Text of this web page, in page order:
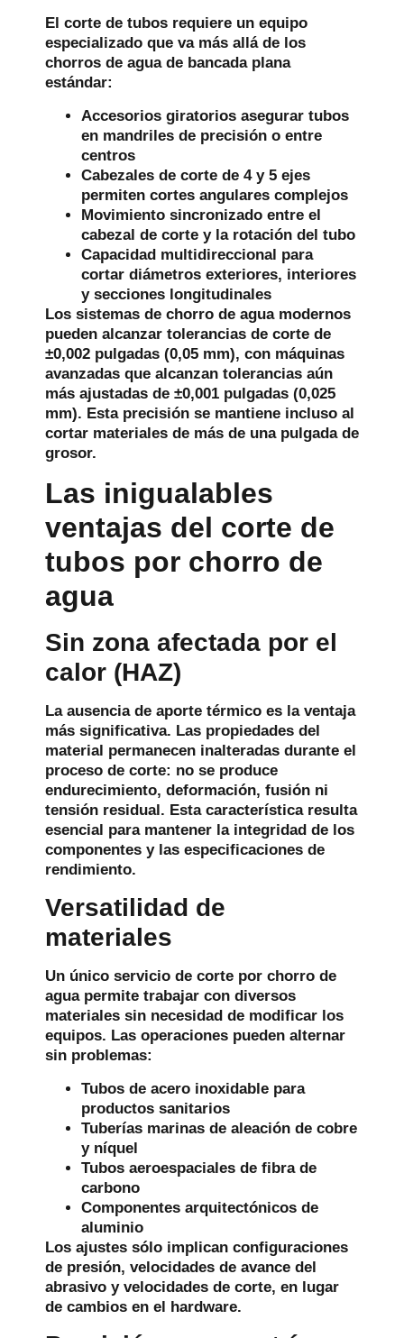
El corte de tubos requiere un equipo
especializado que va más allá de los
chorros de agua de bancada plana
estándar:
Accesorios giratorios asegurar tubos
en mandriles de precisión o entre
centros
Cabezales de corte de 4 y 5 ejes
permiten cortes angulares complejos
Movimiento sincronizado entre el
cabezal de corte y la rotación del tubo
Capacidad multidireccional para
cortar diámetros exteriores, interiores
y secciones longitudinales
Los sistemas de chorro de agua modernos
pueden alcanzar tolerancias de corte de
±0,002 pulgadas (0,05 mm), con máquinas
avanzadas que alcanzan tolerancias aún
más ajustadas de ±0,001 pulgadas (0,025
mm). Esta precisión se mantiene incluso al
cortar materiales de más de una pulgada de
grosor.
Las inigualables
ventajas del corte de
tubos por chorro de
agua
Sin zona afectada por el
calor (HAZ)
La ausencia de aporte térmico es la ventaja
más significativa. Las propiedades del
material permanecen inalteradas durante el
proceso de corte: no se produce
endurecimiento, deformación, fusión ni
tensión residual. Esta característica resulta
esencial para mantener la integridad de los
componentes y las especificaciones de
rendimiento.
Versatilidad de
materiales
Un único servicio de corte por chorro de
agua permite trabajar con diversos
materiales sin necesidad de modificar los
equipos. Las operaciones pueden alternar
sin problemas:
Tubos de acero inoxidable para
productos sanitarios
Tuberías marinas de aleación de cobre
y níquel
Tubos aeroespaciales de fibra de
carbono
Componentes arquitectónicos de
aluminio
Los ajustes sólo implican configuraciones
de presión, velocidades de avance del
abrasivo y velocidades de corte, en lugar
de cambios en el hardware.